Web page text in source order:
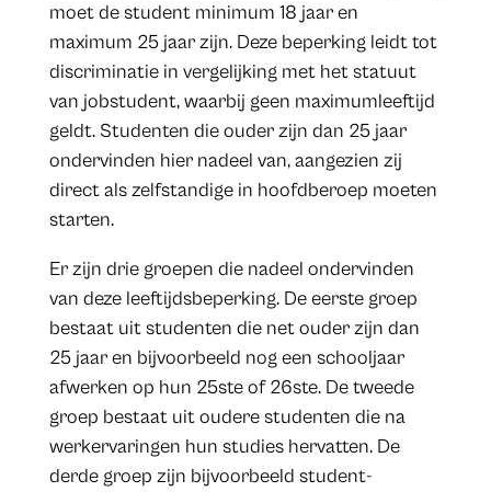
moet de student minimum 18 jaar en
maximum 25 jaar zijn. Deze beperking leidt tot
discriminatie in vergelijking met het statuut
van jobstudent, waarbij geen maximumleeftijd
geldt. Studenten die ouder zijn dan 25 jaar
ondervinden hier nadeel van, aangezien zij
direct als zelfstandige in hoofdberoep moeten
starten.
Er zijn drie groepen die nadeel ondervinden
van deze leeftijdsbeperking. De eerste groep
bestaat uit studenten die net ouder zijn dan
25 jaar en bijvoorbeeld nog een schooljaar
afwerken op hun 25ste of 26ste. De tweede
groep bestaat uit oudere studenten die na
werkervaringen hun studies hervatten. De
derde groep zijn bijvoorbeeld student-